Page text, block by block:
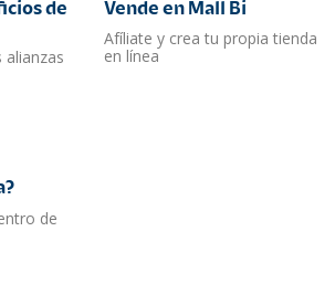
de
alianzas
Vende en Mall Bi
Afíliate y crea tu propia tienda
en línea
de